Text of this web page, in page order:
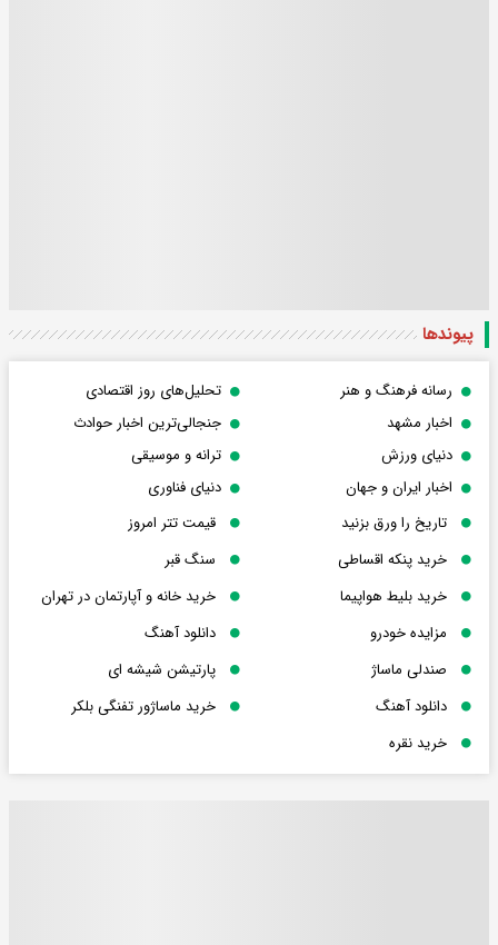
پیوندها
رسانه فرهنگ و هنر
تحلیل‌های روز اقتصادی
اخبار مشهد
جنجالی‌ترین اخبار حوادث
دنیای ورزش
ترانه و موسیقی
اخبار ایران و جهان
دنیای فناوری
تاریخ را ورق بزنید
قیمت تتر امروز
خرید پنکه اقساطی
سنگ قبر
خرید بلیط هواپیما
خرید خانه و آپارتمان در تهران
مزایده خودرو
دانلود آهنگ
صندلی ماساژ
پارتیشن شیشه ای
دانلود آهنگ
خرید ماساژور تفنگی بلکر
خرید نقره